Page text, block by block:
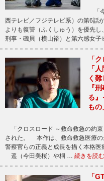
「
西テレビ／フジテレビ系）の第6
よりも復讐（ふくしゅう）を優先
刑事・磯貝（横山裕）と第六感女
「
「
く
『
る』
もの
「クロスロード ～救命救急の約
された。 本作は、救命救急医療の
警察官らの正義と成長を描く本格医
遥（今田美桜）や桐 … 続きを読む
「